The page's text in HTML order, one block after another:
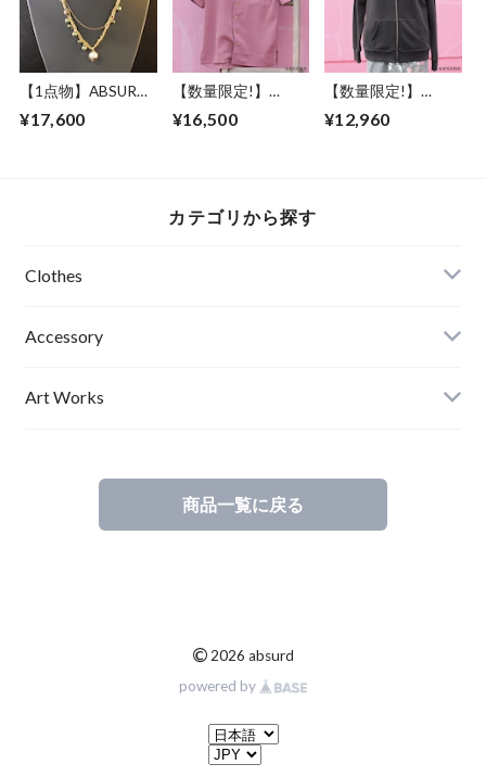
【1点物】ABSURD
ネックレス レディ
ース 66㎝ サイズ調
2
¥17,600
【数量限定!】
ABSURD 半袖シャ
ツ メンズ レディー
¥16,500
【数量限定!】
ABSURD パーカー
前開き 龍 ガンメタ
¥12,960
カテゴリから探す
Clothes
Mens
Ladies
Accessory
Art Works
商品一覧に戻る
© 2026 absurd
powered by